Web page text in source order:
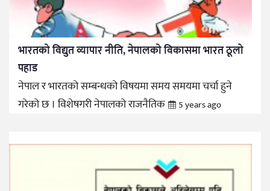
भारतको विद्युत व्यापार नीति, नेपालको विकासमा भारत ठूलो
पहाड
नेपाल र भारतको सम्बन्धको विषयमा समय समयमा चर्चा हुने
गरेको छ । विशेषगरी नेपालको राजनैतिक
5 years ago